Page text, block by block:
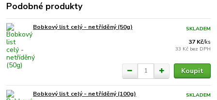
Podobné produkty
Bobkový list celý - netříděný (50g)
37 Kč/ks
33 Kč bez DPH
SKLADEM
Koupit
Bobkový list celý - netříděný (100g)
SKLADEM